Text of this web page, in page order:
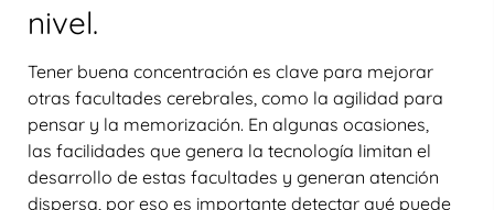
nivel.
Tener buena concentración es clave para mejorar
otras facultades cerebrales, como la agilidad para
pensar y la memorización. En algunas ocasiones,
las facilidades que genera la tecnología limitan el
desarrollo de estas facultades y generan atención
dispersa, por eso es importante detectar qué puede